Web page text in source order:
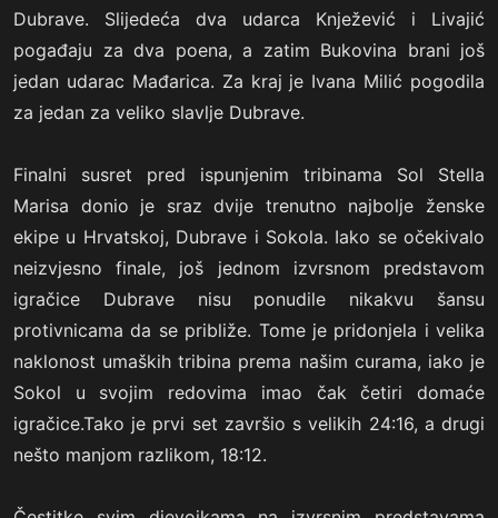
Dubrave. Slijedeća dva udarca Knježević i Livajić
pogađaju za dva poena, a zatim Bukovina brani još
jedan udarac Mađarica. Za kraj je Ivana Milić pogodila
za jedan za veliko slavlje Dubrave.
Finalni susret pred ispunjenim tribinama Sol Stella
Marisa donio je sraz dvije trenutno najbolje ženske
ekipe u Hrvatskoj, Dubrave i Sokola. Iako se očekivalo
neizvjesno finale, još jednom izvrsnom predstavom
igračice Dubrave nisu ponudile nikakvu šansu
protivnicama da se približe. Tome je pridonjela i velika
naklonost umaških tribina prema našim curama, iako je
Sokol u svojim redovima imao čak četiri domaće
igračice.Tako je prvi set završio s velikih 24:16, a drugi
nešto manjom razlikom, 18:12.